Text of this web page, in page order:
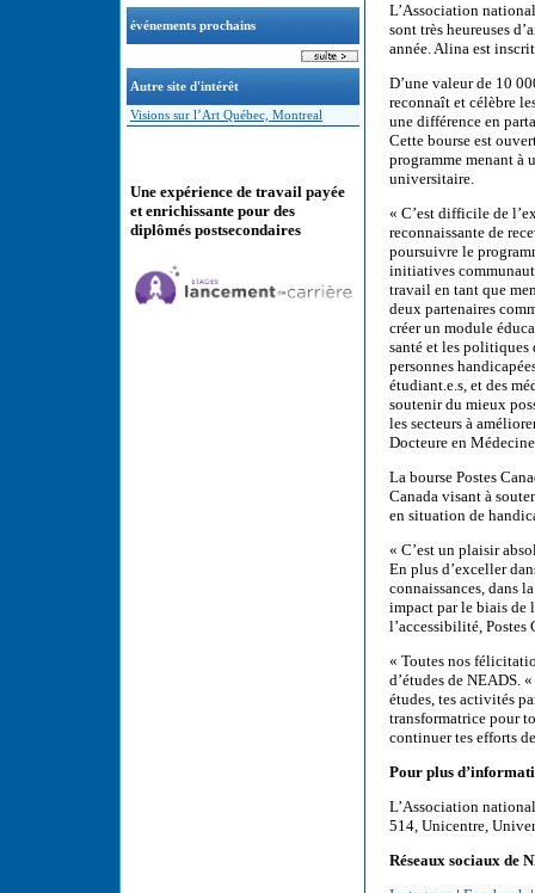
événements prochains
Autre site d'intérêt
Visions sur l’Art Québec, Montreal
Une expérience de travail payée
et enrichissante pour des
diplômés postsecondaires
L’Association
sont très heureuses
année. Alina est
D’une valeur de 10
reconnaît et célèbre
une différence en
Cette bourse est
programme menant à
universitaire.
« C’est difficile de
reconnaissante de
poursuivre le
initiatives
travail en tant que
deux partenaires
créer un module
santé et les politiques
personnes
étudiant.e.s, et des
soutenir du mieux
les secteurs à
Docteure en
La bourse Postes
Canada visant à
en situation de
« C’est un plaisir
En plus d’exceller
connaissances, dans
impact par le biais de
l’accessibilité, Postes
« Toutes nos
d’études de NEADS.
études, tes activités
transformatrice pour
continuer tes efforts
Pour plus
L’Association
514, Unicentre,
Réseaux sociaux de